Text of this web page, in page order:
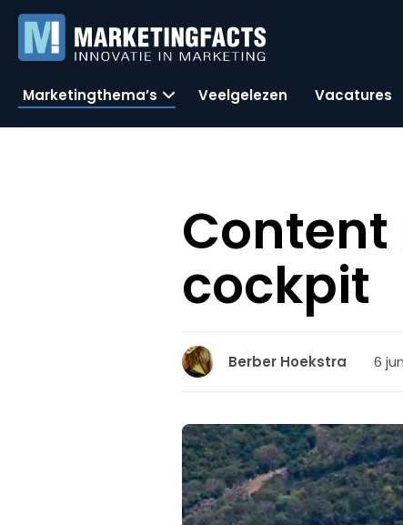
Marketingthema’s Veelgelezen Vacatures
Content
cockpit
Berber Hoekstra 6